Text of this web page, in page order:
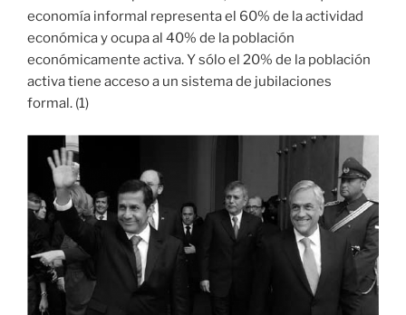
economía informal representa el 60% de la actividad
económica y ocupa al 40% de la población
económicamente activa. Y sólo el 20% de la población
activa tiene acceso a un sistema de jubilaciones
formal. (1)